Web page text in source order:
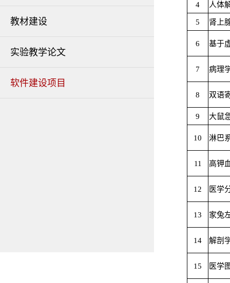
教材建设
实验教学论文
软件建设项目
4 人体
5 肾上
6 基于
7 病理
8 双语
9 大鼠
10 淋巴
11 高钾
12 医学
13 家兔
14 解剖
15 医学